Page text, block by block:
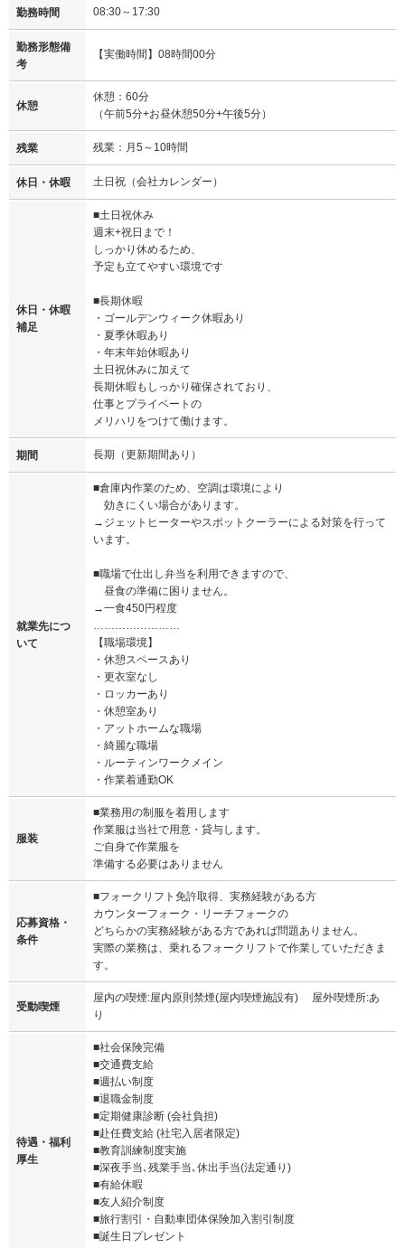
勤務時間 08:30～17:30
勤務形態備
考
【実働時間】08時間00分
休憩
休憩：60分
（午前5分+お昼休憩50分+午後5分）
残業 残業：月5～10時間
休日・休暇 土日祝（会社カレンダー）
休日・休暇
補足
■土日祝休み
週末+祝日まで！
しっかり休めるため、
予定も立てやすい環境です
■長期休暇
・ゴールデンウィーク休暇あり
・夏季休暇あり
・年末年始休暇あり
土日祝休みに加えて
長期休暇もしっかり確保されており、
仕事とプライベートの
メリハリをつけて働けます。
期間 長期（更新期間あり）
就業先につ
いて
■倉庫内作業のため、空調は環境により
効きにくい場合があります。
→ジェットヒーターやスポットクーラーによる対策を行って
います。
■職場で仕出し弁当を利用できますので、
昼食の準備に困りません。
→一食450円程度
……………………
【職場環境】
・休憩スペースあり
・更衣室なし
・ロッカーあり
・休憩室あり
・アットホームな職場
・綺麗な職場
・ルーティンワークメイン
・作業着通勤OK
服装
■業務用の制服を着用します
作業服は当社で用意・貸与します。
ご自身で作業服を
準備する必要はありません
応募資格・
条件
■フォークリフト免許取得、実務経験がある方
カウンターフォーク・リーチフォークの
どちらかの実務経験がある方であれば問題ありません。
実際の業務は、乗れるフォークリフトで作業していただきま
す。
受動喫煙
屋内の喫煙:屋内原則禁煙(屋内喫煙施設有) 屋外喫煙所:あ
り
待遇・福利
厚生
■社会保険完備
■交通費支給
■週払い制度
■退職金制度
■定期健康診断 (会社負担)
■赴任費支給 (社宅入居者限定)
■教育訓練制度実施
■深夜手当､残業手当､休出手当(法定通り)
■有給休暇
■友人紹介制度
■旅行割引・自動車団体保険加入割引制度
■誕生日プレゼント